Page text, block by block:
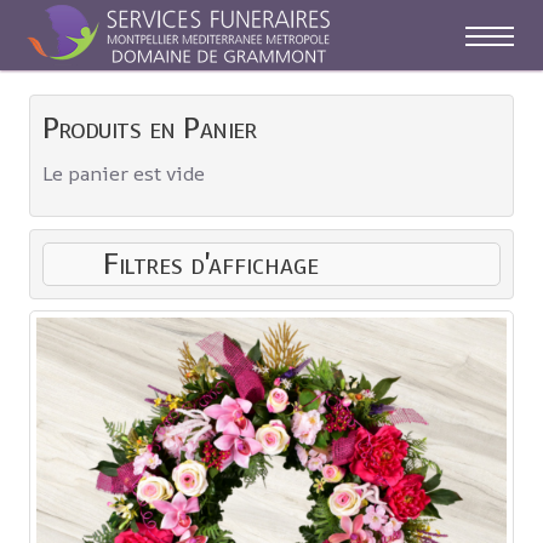
Off-
Produits en Panier
Le panier est vide
Filtres d'affichage